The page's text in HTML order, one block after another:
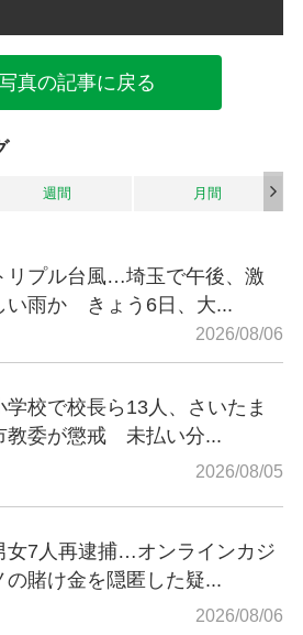
真の記事に戻る
週間 月間
リプル台風…埼玉で午後、激
い雨か きょう6日、大...
2026/08/06
学校で校長ら13人、さいたま
教委が懲戒 未払い分...
2026/08/05
女7人再逮捕…オンラインカジ
の賭け金を隠匿した疑...
2026/08/06